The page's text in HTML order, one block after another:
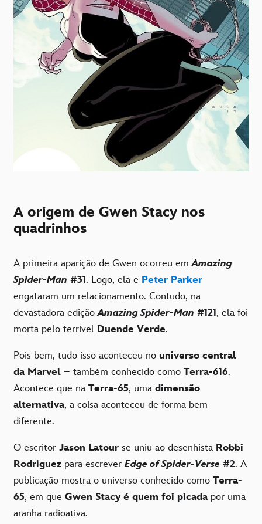
A origem de Gwen Stacy nos
quadrinhos
A primeira aparição de Gwen ocorreu emAmazing
Spider-Man #31. Logo, ela e Peter Parker
engataram um relacionamento. Contudo, na
devastadora ediçãoAmazing Spider-Man #121, ela foi
morta pelo terrível Duende Verde.
Pois bem, tudo isso aconteceu no universo central
da Marvel – também conhecido como Terra-616.
Acontece que na Terra-65, uma dimensão
alternativa, a coisa aconteceu de forma bem
diferente.
O escritor Jason Latour se uniu ao desenhista Robbi
Rodriguez para escrever Edge of Spider-Verse #2. A
publicação mostra o universo conhecido como Terra-
65, em que Gwen Stacy é quem foi picada por uma
aranha radioativa.